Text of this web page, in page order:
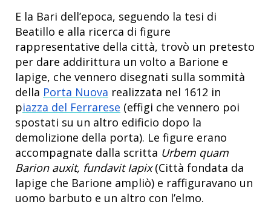
E la Bari dell’epoca, seguendo la tesi di
Beatillo e alla ricerca di figure
rappresentative della città, trovò un pretesto
per dare addirittura un volto a Barione e
Iapige, che vennero disegnati sulla sommità
della Porta Nuova realizzata nel 1612 in
piazza del Ferrarese (effigi che vennero poi
spostati su un altro edificio dopo la
demolizione della porta). Le figure erano
accompagnate dalla scritta Urbem quam
Barion auxit, fundavit Iapix(Città fondata da
Iapige che Barione ampliò) e raffiguravano un
uomo barbuto e un altro con l’elmo.